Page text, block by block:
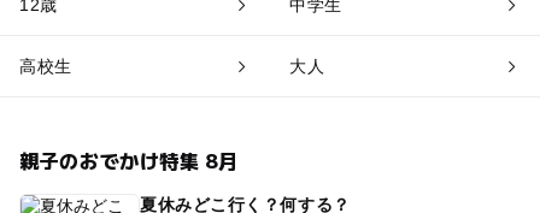
12歳 中学生
高校生 大人
親子のおでかけ特集 8月
夏休みどこ行く？何する？